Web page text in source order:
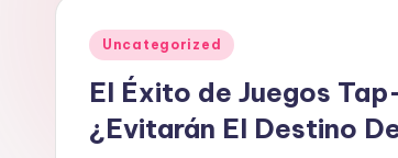
Publicado
Uncategorized
El Éxito de Juegos
¿Evitarán El Destino